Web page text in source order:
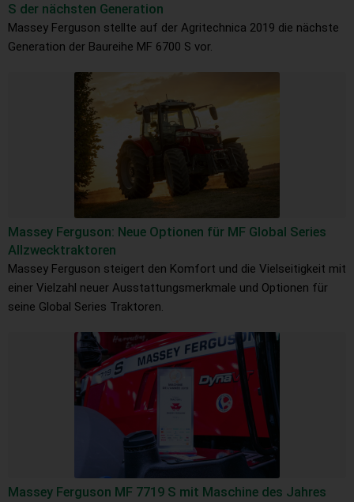
S der nächsten Generation
Massey Ferguson stellte auf der Agritechnica 2019 die nächste
Generation der Baureihe MF 6700 S vor.
Massey Ferguson: Neue Optionen für MF Global Series
Allzwecktraktoren
Massey Ferguson steigert den Komfort und die Vielseitigkeit mit
einer Vielzahl neuer Ausstattungsmerkmale und Optionen für
seine Global Series Traktoren.
Massey Ferguson MF 7719 S mit Maschine des Jahres